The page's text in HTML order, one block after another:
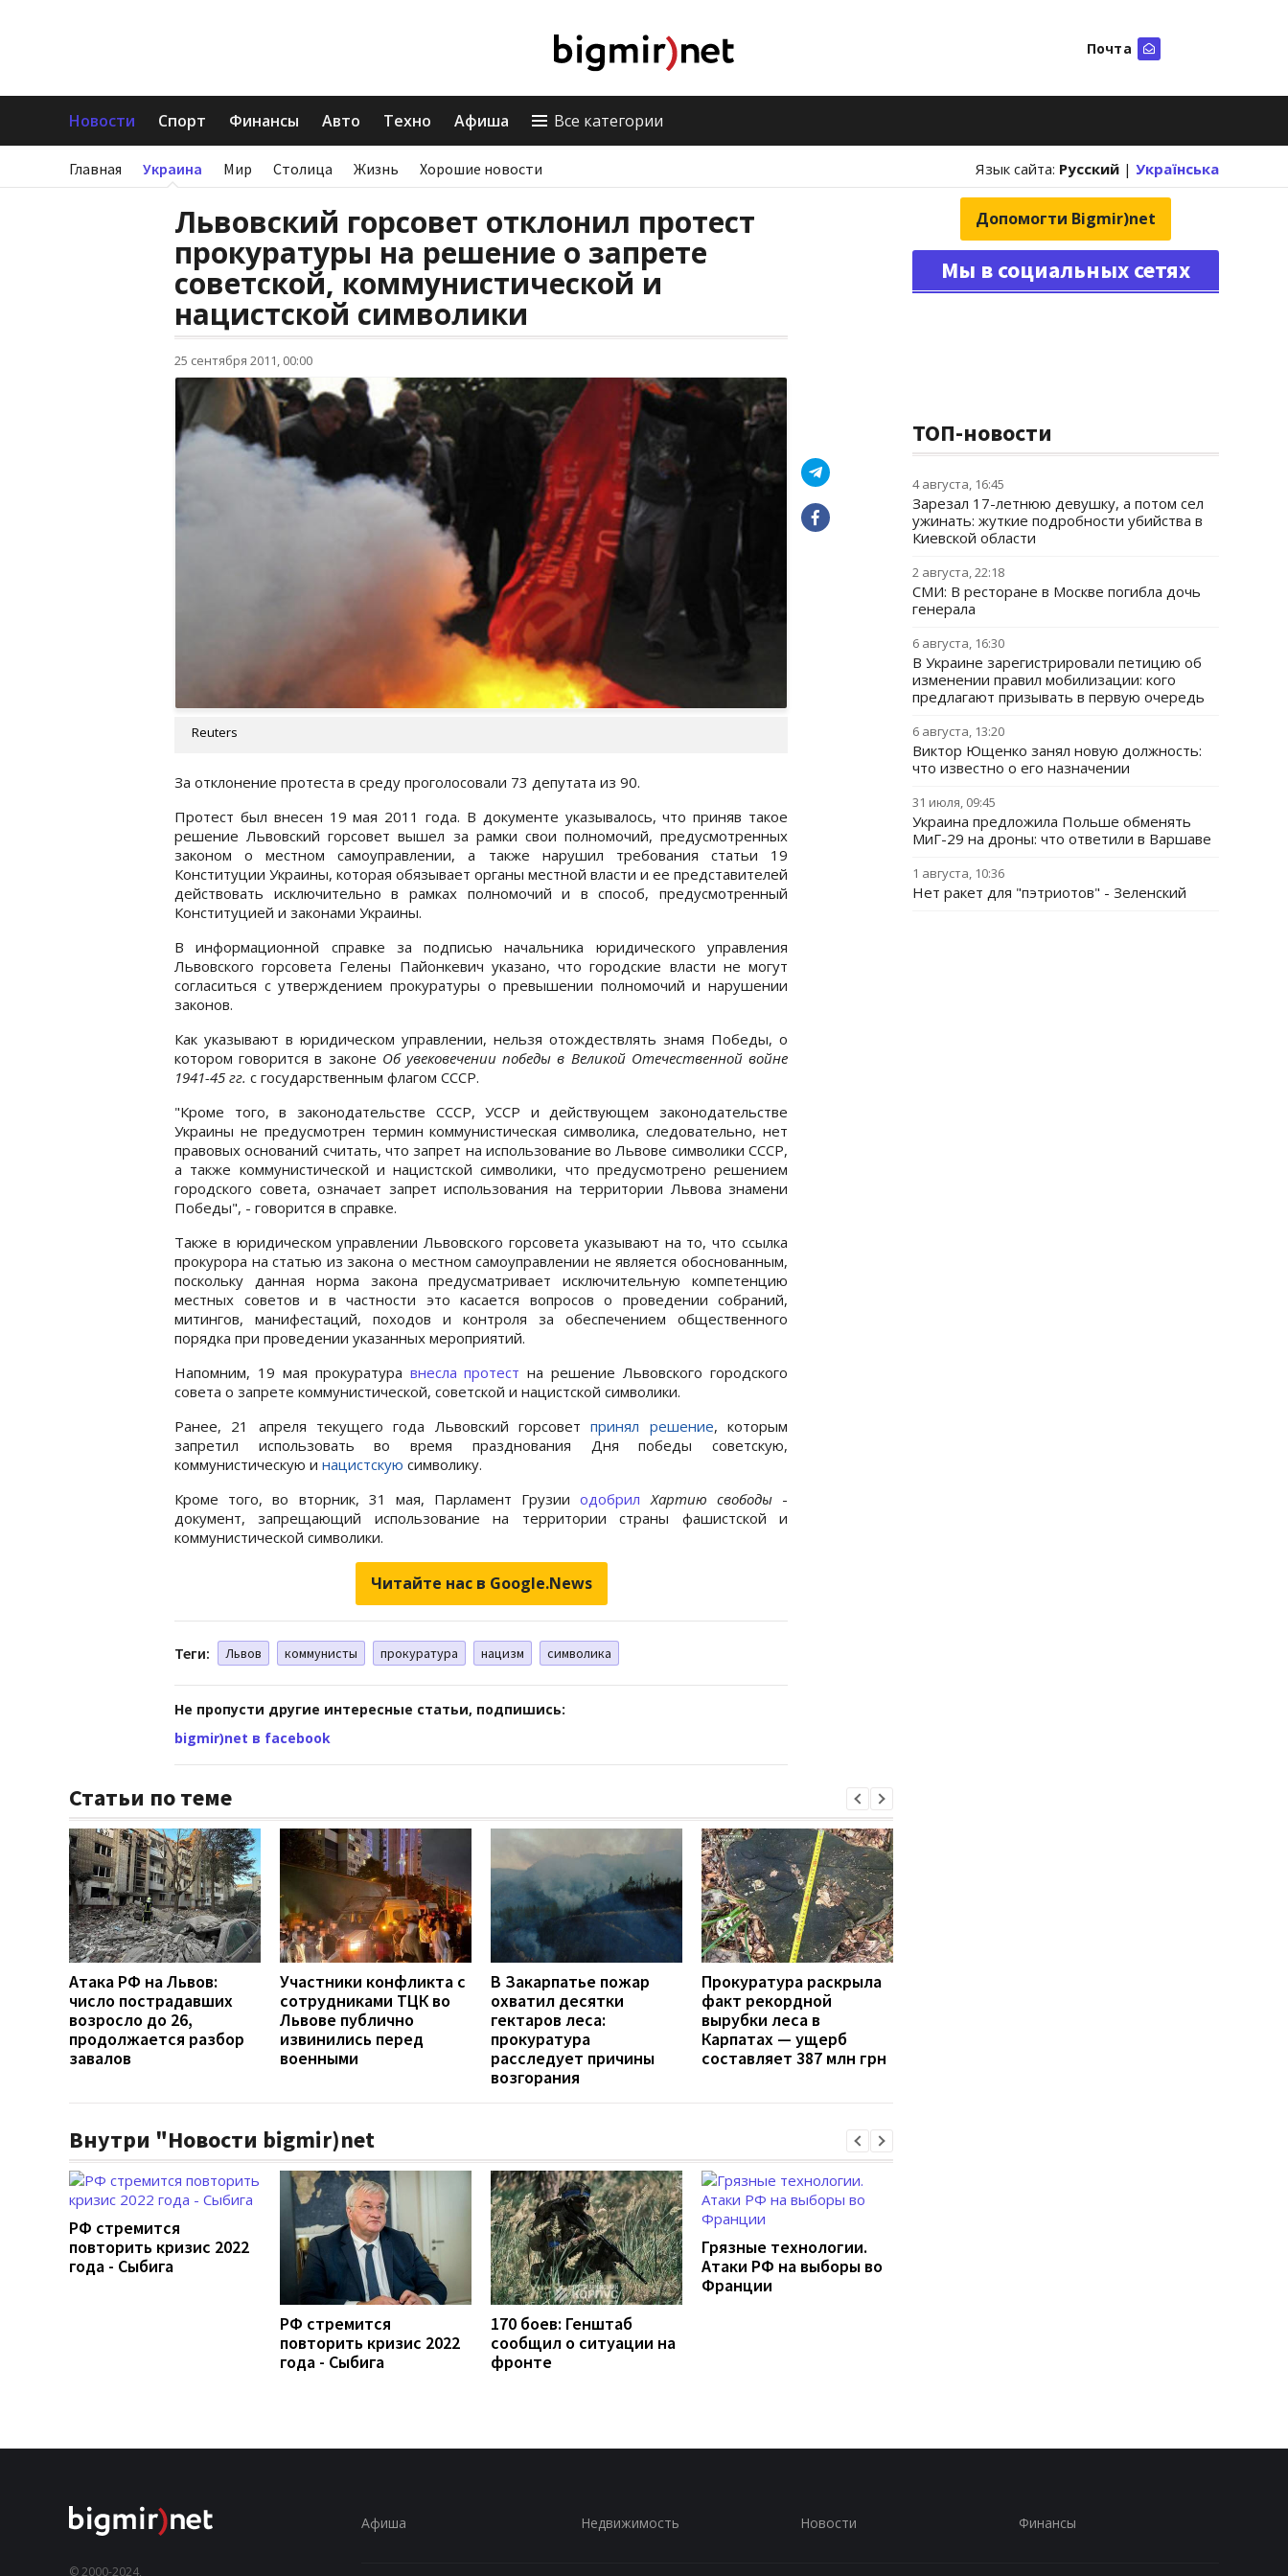
Почта
Новости Спорт Финансы Авто Техно Афиша Все категории
Главная Украина Мир Столица Жизнь Хорошие новости Язык сайта: Русский | Українська
Львовский горсовет отклонил протест
прокуратуры на решение о запрете
советской, коммунистической и
нацистской символики
25 сентября 2011, 00:00
Reuters
За отклонение протеста в среду проголосовали 73 депутата из 90.
Протест был внесен 19 мая 2011 года. В документе указывалось, что приняв такое
решение Львовский горсовет вышел за рамки свои полномочий, предусмотренных
законом о местном самоуправлении, а также нарушил требования статьи 19
Конституции Украины, которая обязывает органы местной власти и ее представителей
действовать исключительно в рамках полномочий и в способ, предусмотренный
Конституцией и законами Украины.
В информационной справке за подписью начальника юридического управления
Львовского горсовета Гелены Пайонкевич указано, что городские власти не могут
согласиться с утверждением прокуратуры о превышении полномочий и нарушении
законов.
Как указывают в юридическом управлении, нельзя отождествлять знамя Победы, о
котором говорится в законе Об увековечении победы в Великой Отечественной войне
1941-45 гг. с государственным флагом СССР.
"Кроме того, в законодательстве СССР, УССР и действующем законодательстве
Украины не предусмотрен термин коммунистическая символика, следовательно, нет
правовых оснований считать, что запрет на использование во Львове символики СССР,
а также коммунистической и нацистской символики, что предусмотрено решением
городского совета, означает запрет использования на территории Львова знамени
Победы", - говорится в справке.
Также в юридическом управлении Львовского горсовета указывают на то, что ссылка
прокурора на статью из закона о местном самоуправлении не является обоснованным,
поскольку данная норма закона предусматривает исключительную компетенцию
местных советов и в частности это касается вопросов о проведении собраний,
митингов, манифестаций, походов и контроля за обеспечением общественного
порядка при проведении указанных мероприятий.
Напомним, 19 мая прокуратура внесла протест на решение Львовского городского
совета о запрете коммунистической, советской и нацистской символики.
Ранее, 21 апреля текущего года Львовский горсоветпринял решение, которым
запретил использовать во время празднования Дня победы советскую,
коммунистическую и нацистскую символику.
Кроме того, во вторник, 31 мая, Парламент Грузииодобрил Хартию свободы-
документ, запрещающий использование на территории страны фашистской и
коммунистической символики.
Читайте нас в Google.News
Теги: Львов коммунисты прокуратура нацизм символика
Не пропусти другие интересные статьи, подпишись:
bigmir)net в facebook
Статьи по теме
Атака РФ на Львов:
число пострадавших
возросло до 26,
продолжается разбор
завалов
Участники конфликта с
сотрудниками ТЦК во
Львове публично
извинились перед
военными
В Закарпатье пожар
охватил десятки
гектаров леса:
прокуратура
расследует причины
возгорания
Прокуратура раскрыла
факт рекордной
вырубки леса в
Карпатах — ущерб
составляет 387 млн грн
Внутри "Новости bigmir)net
РФ стремится
повторить кризис 2022
года - Сыбига
РФ стремится
повторить кризис 2022
года - Сыбига
170 боев: Генштаб
сообщил о ситуации на
фронте
Грязные технологии.
Атаки РФ на выборы во
Франции
Допомогти Bigmir)net
Мы в социальных сетях
ТОП-новости
4 августа, 16:45
Зарезал 17-летнюю девушку, а потом сел
ужинать: жуткие подробности убийства в
Киевской области
2 августа, 22:18
СМИ: В ресторане в Москве погибла дочь
генерала
6 августа, 16:30
В Украине зарегистрировали петицию об
изменении правил мобилизации: кого
предлагают призывать в первую очередь
6 августа, 13:20
Виктор Ющенко занял новую должность:
что известно о его назначении
31 июля, 09:45
Украина предложила Польше обменять
МиГ-29 на дроны: что ответили в Варшаве
1 августа, 10:36
Нет ракет для "пэтриотов" - Зеленский
© 2000-2024,
Афиша Недвижимость Новости Финансы